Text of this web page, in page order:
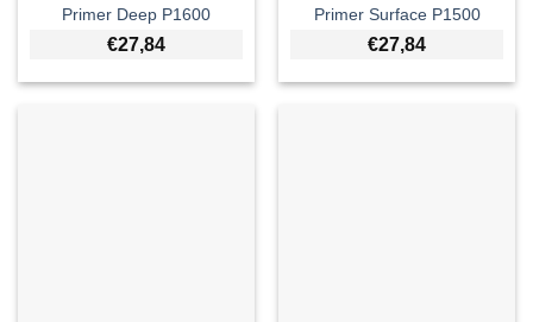
Primer Deep P1600
€27,84
Primer Surface P1500
€27,84